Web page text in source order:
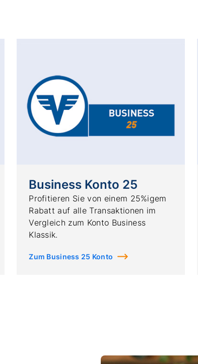
Business Konto 25
Profitieren Sie von einem 25%igem
Rabatt auf alle Transaktionen im
Vergleich zum Konto Business
Klassik.
Zum Business 25 Konto